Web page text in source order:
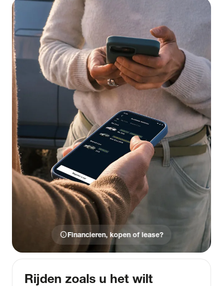
infoFinancieren, kopen of lease?
Rijden zoals u het wilt